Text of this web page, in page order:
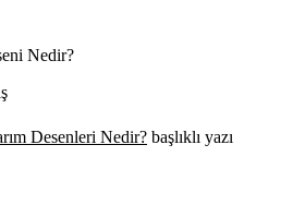
Desenleri Nedir? başlıklı yazı